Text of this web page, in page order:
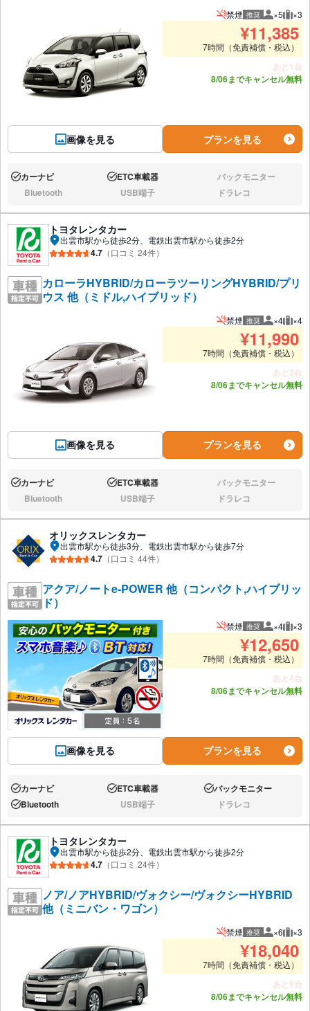
画像を見る
禁煙 推奨 推奨人数
×5 推
×3
¥11,385
7時間（免責補償・税込）
あと1台
8/06までキャンセル無料
プランを見る
あり:カーナビ あり:ETC車載器 なし:バックモニター
なし:Bluetooth なし:USB端子 なし:ドラレコ
トヨタレンタカー
出雲市駅から徒歩2分、電鉄出雲市駅から徒歩2分
4.7 （口コミ 24件）
カローラHYBRID/カローラツーリングHYBRID/プリ
ウス 他（ミドル,ハイブリッド）
画像を見る
禁煙 推奨 推奨人数
×4 推
×4
¥11,990
7時間（免責補償・税込）
あと2台
8/06までキャンセル無料
プランを見る
あり:カーナビ あり:ETC車載器 なし:バックモニター
なし:Bluetooth なし:USB端子 なし:ドラレコ
オリックスレンタカー
出雲市駅から徒歩3分、電鉄出雲市駅から徒歩7分
4.7 （口コミ 44件）
アクア/ノートe-POWER 他（コンパクト,ハイブリッ
ド）
画像を見る
禁煙 推奨 推奨人数
×4 推
×3
¥12,650
7時間（免責補償・税込）
あと4台
8/06までキャンセル無料
プランを見る
あり:カーナビ あり:ETC車載器 あり:バックモニター
あり:Bluetooth なし:USB端子 なし:ドラレコ
トヨタレンタカー
出雲市駅から徒歩2分、電鉄出雲市駅から徒歩2分
4.7 （口コミ 24件）
ノア/ノアHYBRID/ヴォクシー/ヴォクシーHYBRID
他（ミニバン・ワゴン）
禁煙 推奨 推奨人数
×6 推
×3
¥18,040
7時間（免責補償・税込）
あと9台
8/06までキャンセル無料